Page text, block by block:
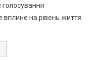
голосування
вплине на рівень життя